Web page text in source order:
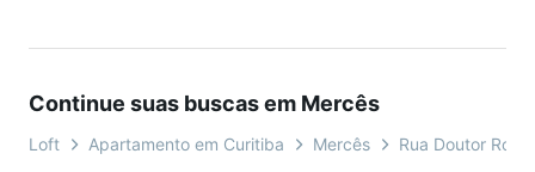
Continue suas buscas em Mercês
Loft Apartamento em Curitiba Mercês Rua Doutor